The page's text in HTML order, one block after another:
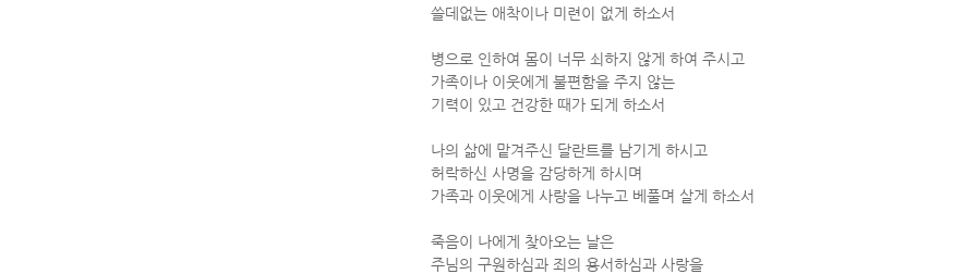
쓸데없는 애착이나 미련이 없게 하소서
병으로 인하여 몸이 너무 쇠하지 않게 하여 주시고
가족이나 이웃에게 불편함을 주지 않는
기력이 있고 건강한 때가 되게 하소서
나의 삶에 맡겨주신 달란트를 남기게 하시고
허락하신 사명을 감당하게 하시며
가족과 이웃에게 사랑을 나누고 베풀며 살게 하소서
죽음이 나에게 찾아오는 날은
주님의 구원하심과 죄의 용서하심과 사랑을